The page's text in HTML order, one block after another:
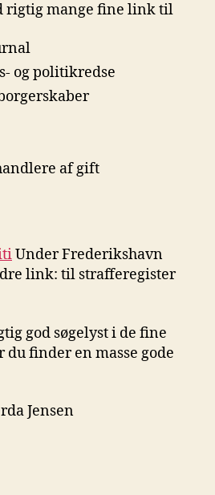
rigtig mange fine link til
og politikredse
af gift
Under Frederikshavn
link: til strafferegister
god søgelyst i de fine
finder en masse gode
Jensen